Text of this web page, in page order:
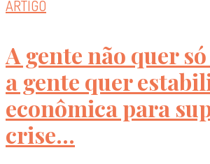
ARTIGO
A gente não quer
a gente quer
econômica para
crise...